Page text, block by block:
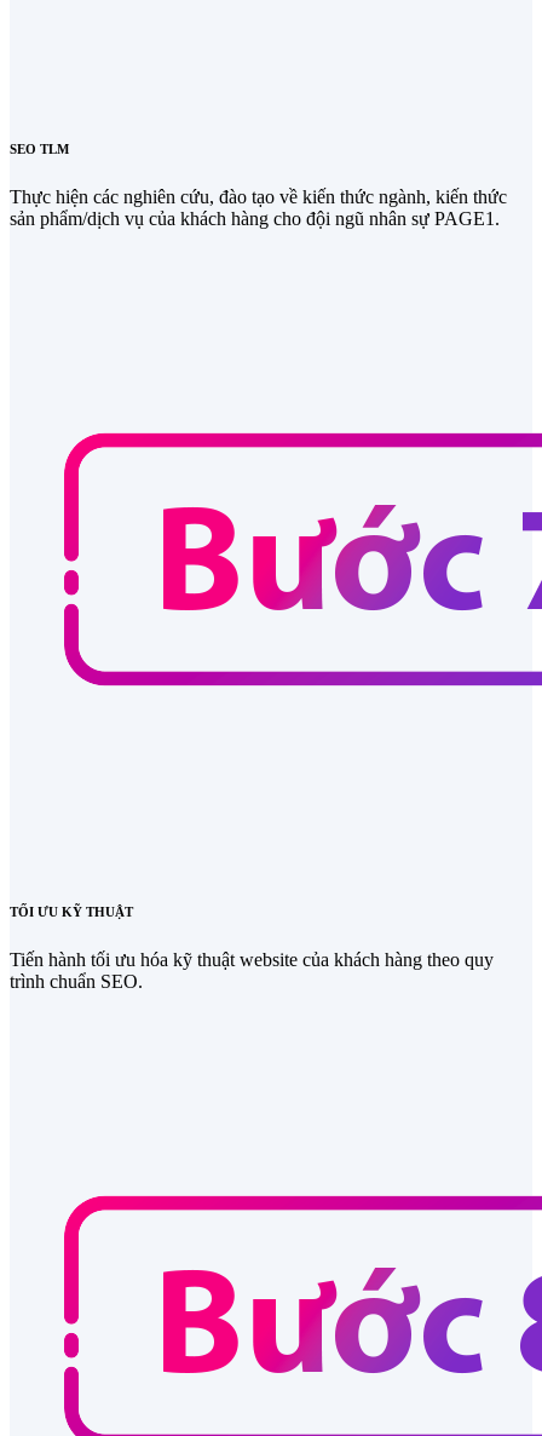
SEO TLM
Thực hiện các nghiên cứu, đào tạo về kiến thức ngành, kiến thức
sản phẩm/dịch vụ của khách hàng cho đội ngũ nhân sự PAGE1.
TỐI ƯU KỸ THUẬT
Tiến hành tối ưu hóa kỹ thuật website của khách hàng theo quy
trình chuẩn SEO.